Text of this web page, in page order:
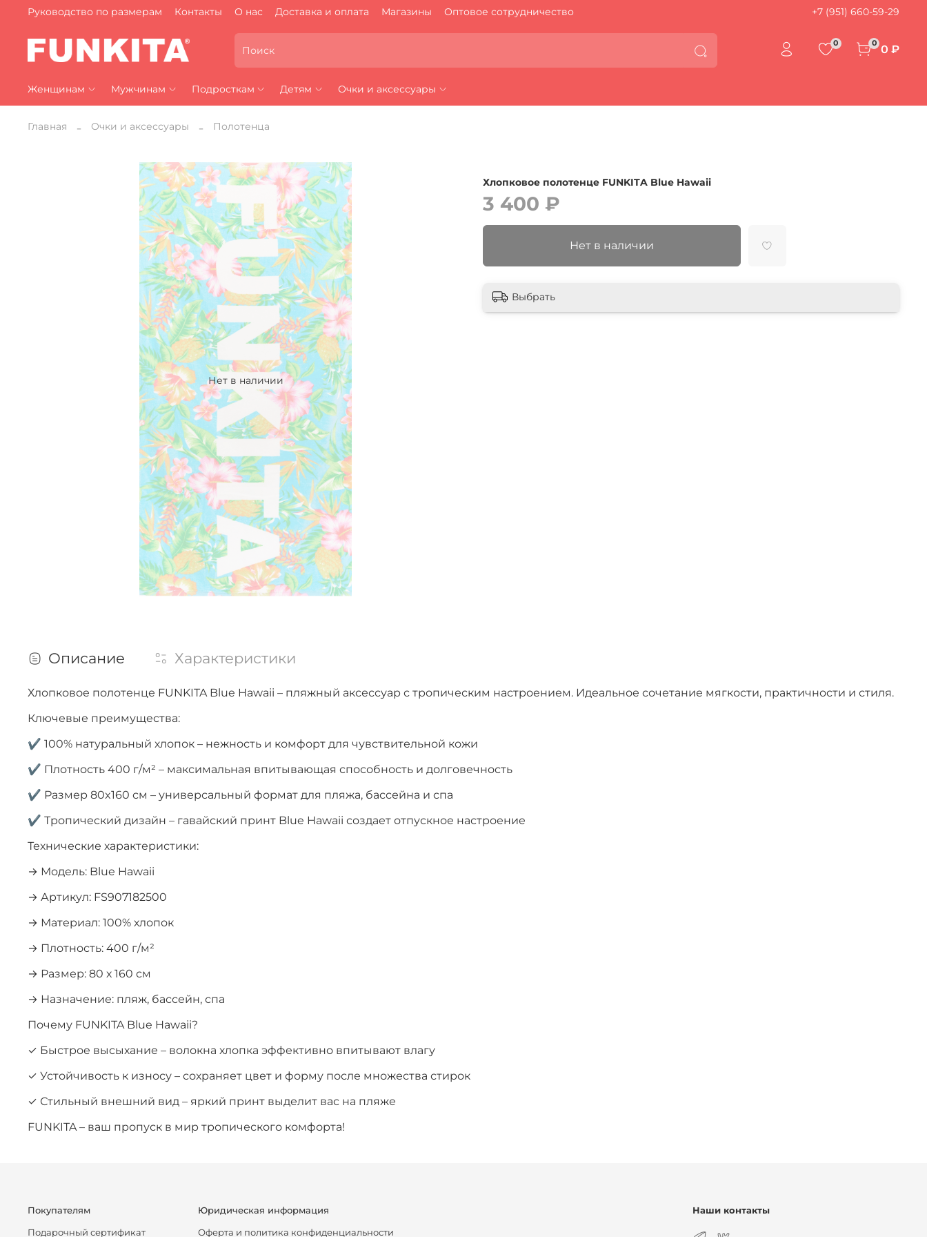
Руководство по размерам Контакты О нас Доставка и оплата Магазины Оптовое сотрудничество +7 (951) 660-59-29
0 0 0 ₽
Женщинам Мужчинам Подросткам Детям Очки и аксессуары
Главная Очки и аксессуары Полотенца
Нет в наличии
Хлопковое полотенце FUNKITA Blue Hawaii
3 400 ₽
Нет в наличии
Выбрать
Описание Характеристики
Хлопковое полотенце FUNKITA Blue Hawaii – пляжный аксессуар с тропическим настроением. Идеальное сочетание мягкости, практичности и стиля.
Ключевые преимущества:
✔ 100% натуральный хлопок – нежность и комфорт для чувствительной кожи
✔ Плотность 400 г/м² – максимальная впитывающая способность и долговечность
✔ Размер 80x160 см – универсальный формат для пляжа, бассейна и спа
✔ Тропический дизайн – гавайский принт Blue Hawaii создает отпускное настроение
Технические характеристики:
→ Модель: Blue Hawaii
→ Артикул: FS907182500
→ Материал: 100% хлопок
→ Плотность: 400 г/м²
→ Размер: 80 х 160 см
→ Назначение: пляж, бассейн, спа
Почему FUNKITA Blue Hawaii?
✓ Быстрое высыхание – волокна хлопка эффективно впитывают влагу
✓ Устойчивость к износу – сохраняет цвет и форму после множества стирок
✓ Стильный внешний вид – яркий принт выделит вас на пляже
FUNKITA – ваш пропуск в мир тропического комфорта!
Покупателям
Подарочный сертификат
Юридическая информация
Оферта и политика конфиденциальности
Наши контакты